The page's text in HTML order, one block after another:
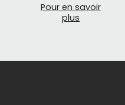
Pour en savoir
plus